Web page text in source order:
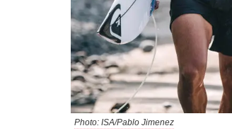
Photo: ISA/Pablo Jimenez